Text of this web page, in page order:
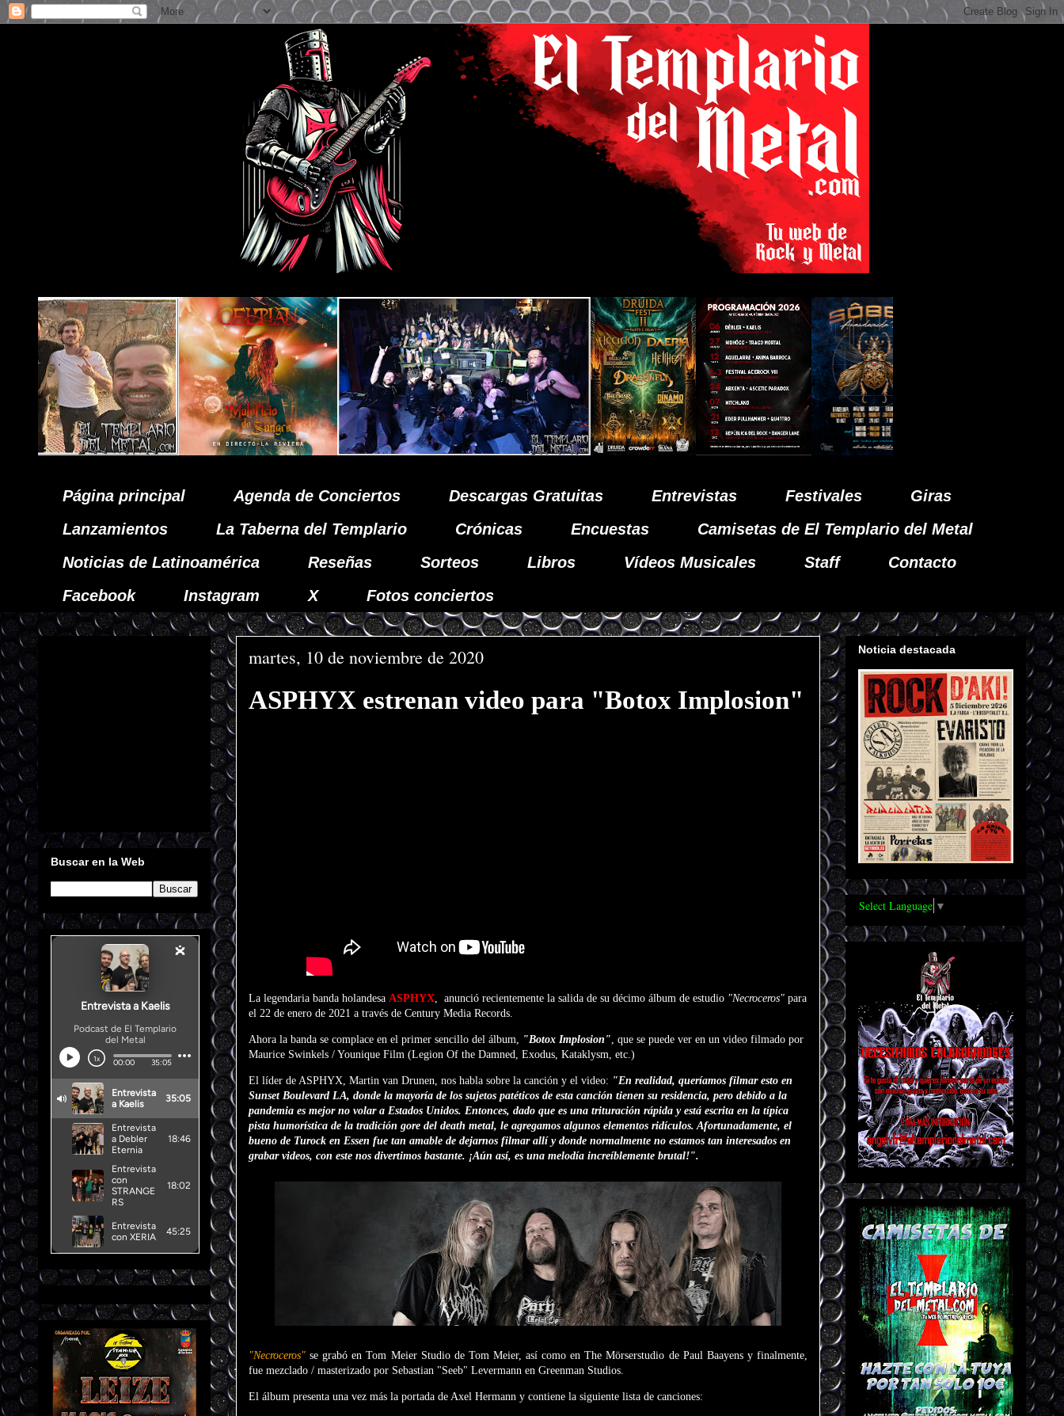
Página principal Agenda de Conciertos Descargas Gratuitas Entrevistas Festivales
Giras
Lanzamientos
La Taberna del Templario Crónicas Encuestas
Camisetas de El Templario del Metal
Noticias de Latinoamérica
Reseñas Sorteos Libros Vídeos Musicales Staff
Contacto
Facebook
Instagram X Fotos conciertos
martes, 10 de noviembre de 2020
ASPHYX estrenan video para "Botox Implosion"
La legendaria banda holandesa ASPHYX, anunció recientemente la salida de su décimo álbum de estudio "Necroceros" para
el 22 de enero de 2021 a través de Century Media Records.
Ahora la banda se complace en el primer sencillo del álbum, "Botox Implosion", que se puede ver en un video filmado por
Maurice Swinkels / Younique Film (Legion Of the Damned, Exodus, Kataklysm, etc.)
El líder de ASPHYX, Martin van Drunen, nos habla sobre la canción y el video: "En realidad, queríamos filmar esto en
Sunset Boulevard LA, donde la mayoría de los sujetos patéticos de esta canción tienen su residencia, pero debido a la
pandemia es mejor no volar a Estados Unidos. Entonces, dado que es una trituración rápida y está escrita en la típica
pista humorística de la tradición gore del death metal, le agregamos algunos elementos ridículos. Afortunadamente, el
bueno de Turock en Essen fue tan amable de dejarnos filmar allí y donde normalmente no estamos tan interesados ​​en
grabar videos, con este nos divertimos bastante. ¡Aún así, es una melodía increíblemente brutal!".
"Necroceros" se grabó en Tom Meier Studio de Tom Meier, así como en The Mörserstudio de Paul Baayens y finalmente,
fue mezclado / masterizado por Sebastian "Seeb" Levermann en Greenman Studios.
El álbum presenta una vez más la portada de Axel Hermann y contiene la siguiente lista de canciones:
Buscar en la Web
Noticia destacada
Select Language ▼